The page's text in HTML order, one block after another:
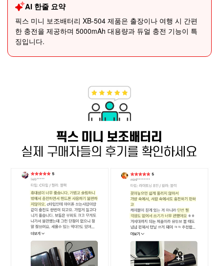
AI 한줄 요약
픽스 미니 보조배터리 XB-504 제품은 출장이나 여행 시 간편
한 충전을 제공하며 5000mAh 대용량과 듀얼 충전 기능이 특
징입니다.